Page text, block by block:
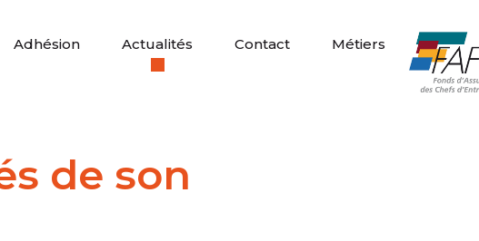
Adhésion Actualités Contact Métiers
de son